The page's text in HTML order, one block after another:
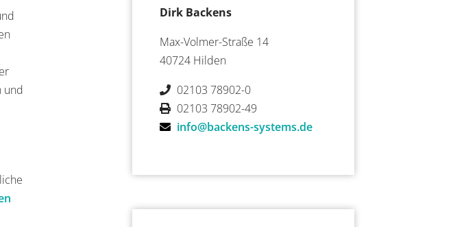
und
Dirk Backens
Max-Volmer-Straße 14
40724 Hilden
02103 78902-0
02103 78902-49
info@backens-systems.de